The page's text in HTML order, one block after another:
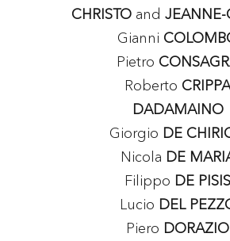
CHRISTO and
Gianni
Pietro
Roberto CRIPPA
DADAMAINO
Giorgio DE
Nicola DE
Filippo DE PISIS
Lucio DEL
Piero DORAZIO